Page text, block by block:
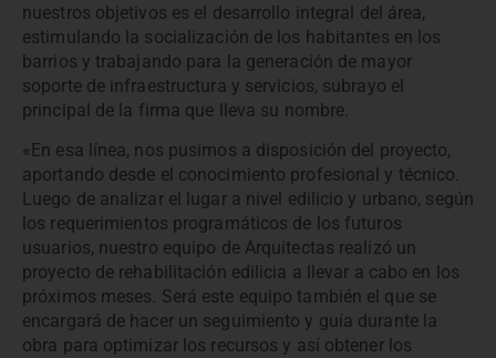
nuestros objetivos es el desarrollo integral del área,
estimulando la socialización de los habitantes en los
barrios y trabajando para la generación de mayor
soporte de infraestructura y servicios, subrayo el
principal de la firma que lleva su nombre.
«En esa línea, nos pusimos a disposición del proyecto,
aportando desde el conocimiento profesional y técnico.
Luego de analizar el lugar a nivel edilicio y urbano, según
los requerimientos programáticos de los futuros
usuarios, nuestro equipo de Arquitectas realizó un
proyecto de rehabilitación edilicia a llevar a cabo en los
próximos meses. Será este equipo también el que se
encargará de hacer un seguimiento y guía durante la
obra para optimizar los recursos y así obtener los